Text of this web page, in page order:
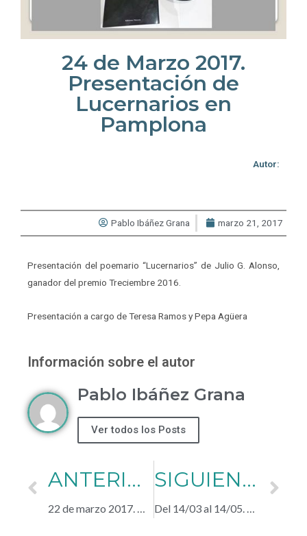
24 de Marzo 2017.
Presentación de
Lucernarios en
Pamplona
Autor:
Pablo Ibáñez Grana marzo 21, 2017
Presentación del poemario “Lucernarios” de Julio G. Alonso,
ganador del premio Treciembre 2016.
Presentación a cargo de Teresa Ramos y Pepa Agüera
Información sobre el autor
Pablo Ibáñez Grana
Ver todos los Posts
ANTERIOR SIGUIENTE